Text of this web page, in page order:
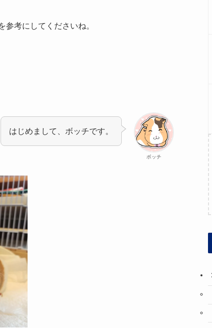
参考にしてくださいね。
ボッチ
はじめまして、ボッチです。